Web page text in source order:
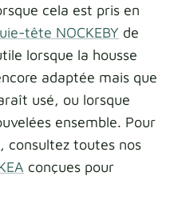
cela est pris en
tête NOCKEBY de
lorsque la housse
adaptée mais que
usé, ou lorsque
ensemble. Pour
consultez toutes nos
conçues pour